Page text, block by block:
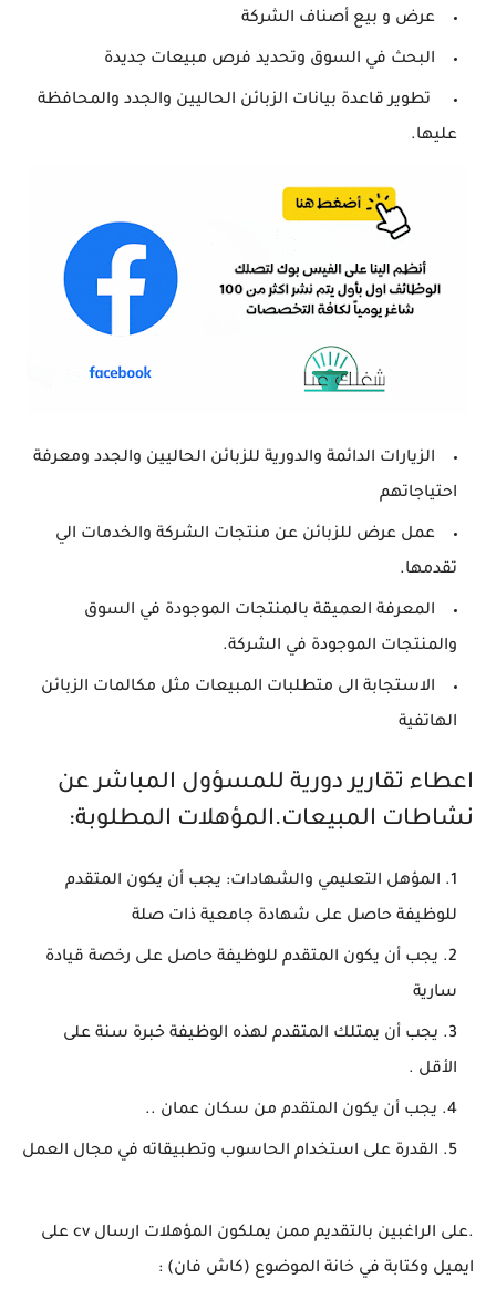
عرض و بيع أصناف الشركة
البحث في السوق وتحديد فرص مبيعات جديدة
تطوير قاعدة بيانات الزبائن الحاليين والجدد والمحافظة
عليها.
الزيارات الدائمة والدورية للزبائن الحاليين والجدد ومعرفة
احتياجاتهم
عمل عرض للزبائن عن منتجات الشركة والخدمات الي
تقدمها.
المعرفة العميقة بالمنتجات الموجودة في السوق
والمنتجات الموجودة في الشركة.
الاستجابة الى متطلبات المبيعات مثل مكالمات الزبائن
الهاتفية
اعطاء تقارير دورية للمسؤول المباشر عن
نشاطات المبيعات.المؤهلات المطلوبة:
المؤهل التعليمي والشهادات: يجب أن يكون المتقدم
للوظيفة حاصل على شهادة جامعية ذات صلة
يجب أن يكون المتقدم للوظيفة حاصل على رخصة قيادة
سارية
يجب أن يمتلك المتقدم لهذه الوظيفة خبرة سنة على
الأقل .
يجب أن يكون المتقدم من سكان عمان ..
القدرة على استخدام الحاسوب وتطبيقاته في مجال العمل
.على الراغبين بالتقديم ممن يملكون المؤهلات ارسال cv على
ايميل وكتابة في خانة الموضوع (كاش فان) :